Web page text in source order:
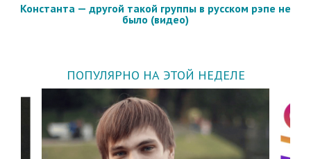
Константа — другой такой группы в русском рэпе не
было (видео)
ПОПУЛЯРНО НА ЭТОЙ НЕДЕЛЕ